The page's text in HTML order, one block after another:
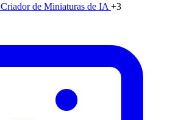
Criador de Miniaturas de IA +3